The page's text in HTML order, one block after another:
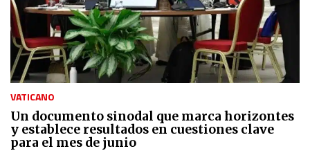
VATICANO
Un documento sinodal que marca horizontes
y establece resultados en cuestiones clave
para el mes de junio